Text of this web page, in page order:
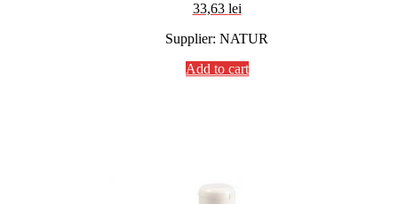
33,63 lei
Supplier: NATUR
Add to cart